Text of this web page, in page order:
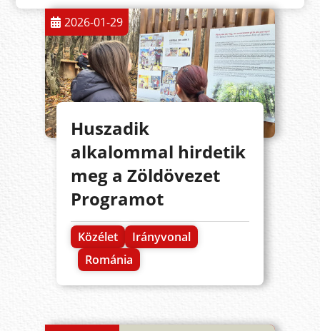
2026-01-29
Huszadik
alkalommal hirdetik
meg a Zöldövezet
Programot
Közélet
Irányvonal
Románia